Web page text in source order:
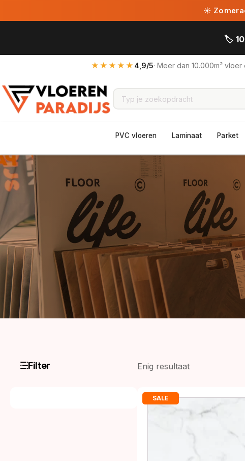
☀
🏷️
★★★★★ 4,9/5· Meer dan 10.000m²
PVC vloeren Laminaat Parket
Filter Enig resultaat
SALE